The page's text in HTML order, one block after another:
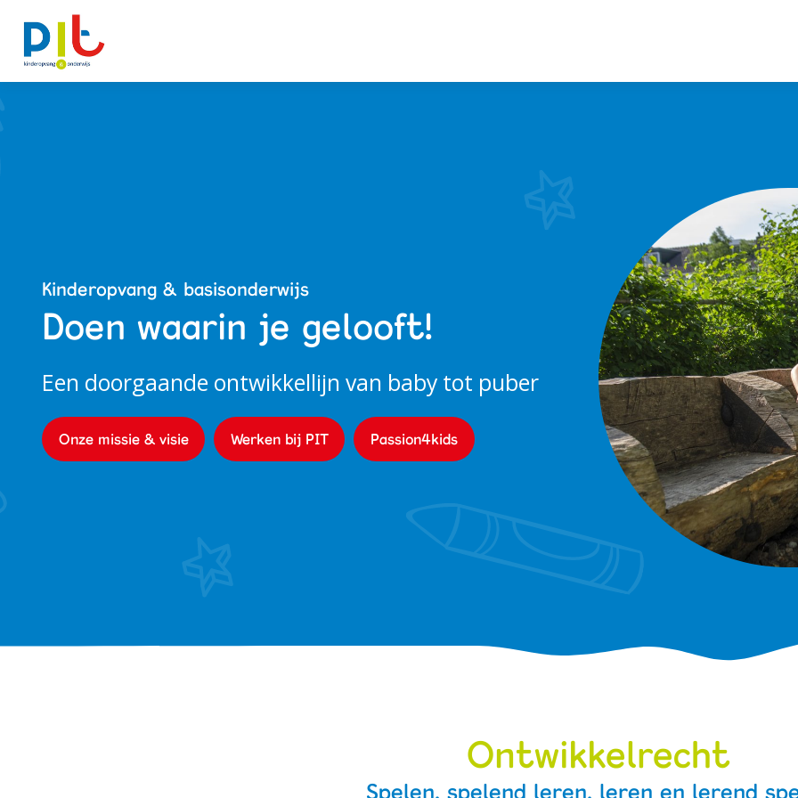
Ontwikkellijn
Kindcentra
Actueel
Alles bij de hand
Werken bij PIT
Kinderopvang & basisonderwijs
Doen waarin je gelooft!
Een doorgaande ontwikkellijn van baby tot puber
Onze missie & visie Werken bij PIT Passion4kids
Ontwikkelrecht
Spelen, spelend leren, leren en lerend